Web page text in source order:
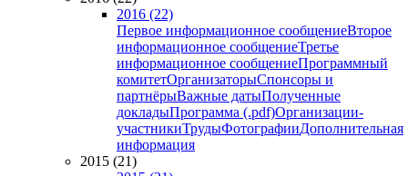
2016 (22)
Первое информационное сообщениеВторое
информационное сообщениеТретье
информационное сообщениеПрограммный
комитетОрганизаторыСпонсоры и
партнёрыВажные датыПолученные
докладыПрограмма (.pdf)Организации-
участникиТрудыФотографииДополнительная
информация
2015 (21)